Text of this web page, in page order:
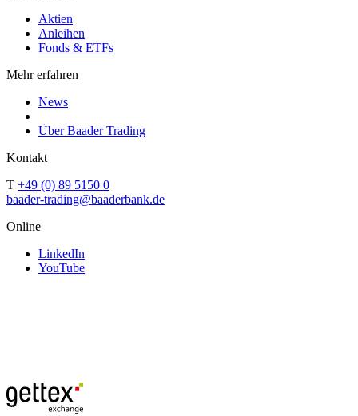
Aktien
Anleihen
Fonds & ETFs
Mehr erfahren
News
Über Baader Trading
Kontakt
T +49 (0) 89 5150 0
baader-trading@baaderbank.de
Online
LinkedIn
YouTube